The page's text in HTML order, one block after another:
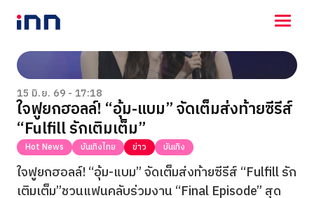
NEWS
ENTERTAINMENT
LIFESTYLE
HOROSCOPE
LOTTERY
VIDEO
ร่วมด้วยช่วยกัน
15 มิ.ย. 69 - 17:18
ใจฟูยกฮอลล์! “อุ้ม-แบม” จัดเต็มส่งท้ายซีรีส์
“Fulfill รักเติมเต็ม”
Hot News บันเทิงไทย ข่าว บันเทิง
ใจฟูยกฮอลล์! “อุ้ม-แบม” จัดเต็มส่งท้ายซีรีส์ “Fulfill รัก
เติมเต็ม”ชวนแฟนคลับร่วมงาน “Final Episode” สุด